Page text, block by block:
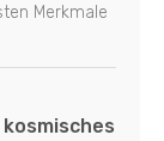
Merkmale
kosmisches